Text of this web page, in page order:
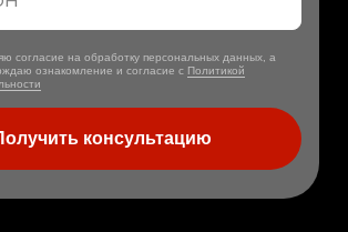
согласие на обработку персональных данных, а
ознакомление и согласие с Политикой
консультацию